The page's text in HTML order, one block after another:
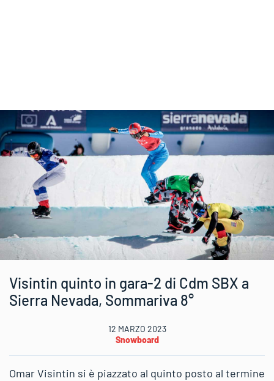
Visintin quinto in gara-2 di Cdm SBX a
Sierra Nevada, Sommariva 8°
12 MARZO 2023
Snowboard
Omar Visintin si è piazzato al quinto posto al termine